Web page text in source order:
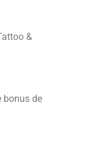
&
bonus de